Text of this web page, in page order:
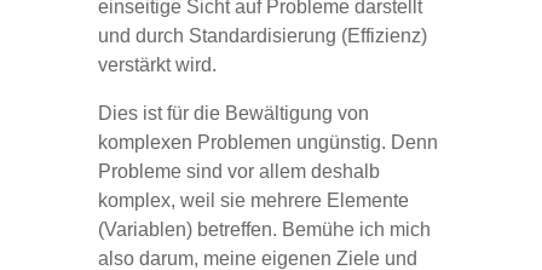
einseitige Sicht auf Probleme darstellt
und durch Standardisierung (Effizienz)
verstärkt wird.
Dies ist für die Bewältigung von
komplexen Problemen ungünstig. Denn
Probleme sind vor allem deshalb
komplex, weil sie mehrere Elemente
(Variablen) betreffen. Bemühe ich mich
also darum, meine eigenen Ziele und